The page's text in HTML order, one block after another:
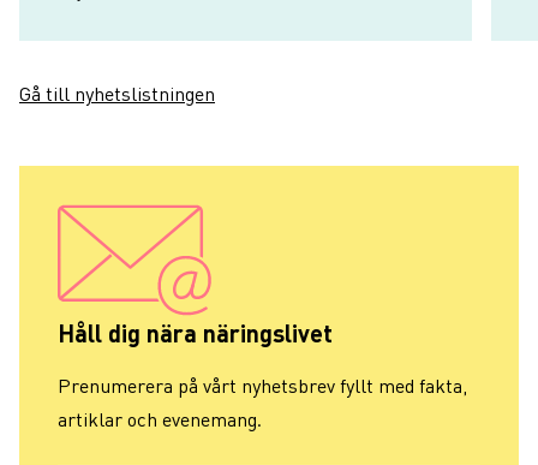
Gå till nyhetslistningen
Håll dig nära näringslivet
Prenumerera på vårt nyhetsbrev fyllt med fakta,
artiklar och evenemang.